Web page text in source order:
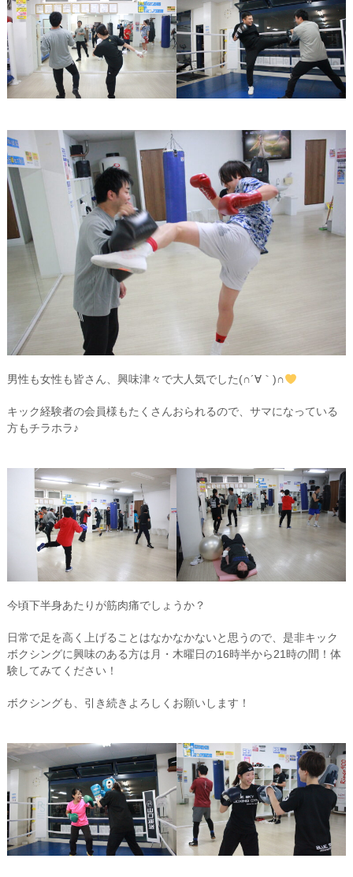
男性も女性も皆さん、興味津々で大人気でした(∩´∀｀)∩
キック経験者の会員様もたくさんおられるので、サマになっている
方もチラホラ♪
今頃下半身あたりが筋肉痛でしょうか？
日常で足を高く上げることはなかなかないと思うので、是非キック
ボクシングに興味のある方は月・木曜日の16時半から21時の間！体
験してみてください！
ボクシングも、引き続きよろしくお願いします！